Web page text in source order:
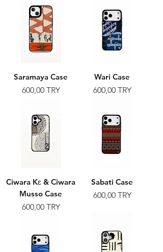
Saramaya Case
Prix
600,00 TRY
Wari Case
Prix
600,00 TRY
Ciwara Kɛ & Ciwara
Musso Case
Prix
600,00 TRY
Sabati Case
Prix
600,00 TRY